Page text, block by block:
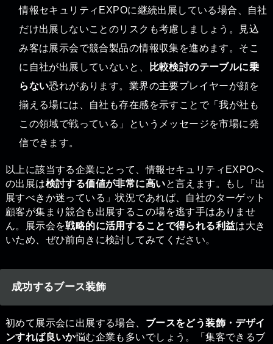
情報セキュリティEXPOに継続出展している場合、自社
だけ出展しないことのリスクも考慮しましょう。見込
み客は展示会で競合製品の情報収集を進めます。そこ
に自社が出展していないと、
比較検討のテーブルに乗
らない恐れがあります。業界の主要プレイヤーが顔を
揃える場には、自社も存在感を示すことで「我が社も
この領域で戦っている」というメッセージを市場に発
信できます。
以上に該当する企業にとって、情報セキュリティEXPOへ
の出展は検討する価値が非常に高いと言えます。もし「出
展すべきか迷っている」状況であれば、自社のターゲット
顧客が集まり競合も出展するこの場を逃す手はありませ
ん。展示会を戦略的に活用することで得られる利益は大き
いため、ぜひ前向きに検討してみてください。
成功するブース装飾
初めて展示会に出展する場合、 ブースをどう装飾・デザイ
ンすれば良いか悩む企業も多いでしょう。「集客できるブ